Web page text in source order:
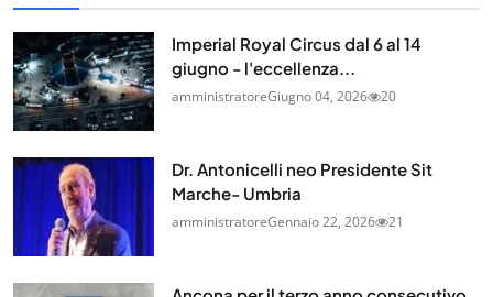
Imperial Royal Circus dal 6 al 14
giugno - l'eccellenza...
amministratoreGiugno 04, 2026 20
Dr. Antonicelli neo Presidente Sit
Marche- Umbria
amministratoreGennaio 22, 2026 21